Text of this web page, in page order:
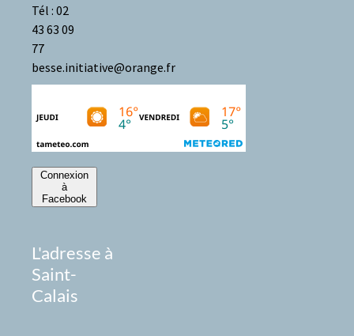
Tél : 02
43 63 09
77
besse.initiative@orange.fr
Connexion
à
Facebook
L'adresse à
Saint-
Calais